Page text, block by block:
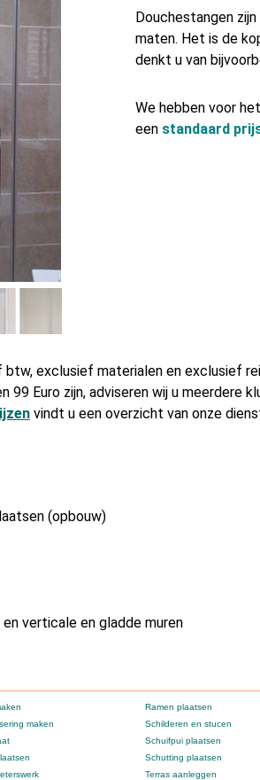
Douchestangen
maten. Het is de
denkt u van
We hebben voor
een standaard
btw, exclusief materialen en exclusief
99 Euro zijn, adviseren wij u meerdere
vindt u een overzicht van onze
(opbouw)
verticale en gladde muren
maken
Ramen plaatsen
Schilderen en stucen
Schuifpui plaatsen
Schutting plaatsen
Terras aanleggen